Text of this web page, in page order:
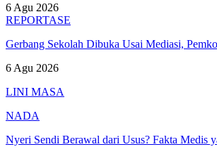
6 Agu 2026
REPORTASE
Gerbang Sekolah Dibuka Usai Mediasi,
6 Agu 2026
LINI MASA
NADA
Nyeri Sendi Berawal dari Usus? Fakta Medis